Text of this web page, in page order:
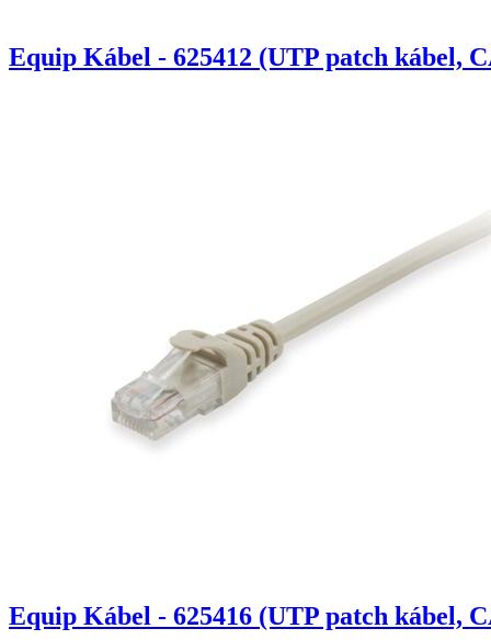
Equip Kábel - 625412 (UTP patch kábel,
Equip Kábel - 625416 (UTP patch kábel,